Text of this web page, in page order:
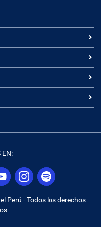
EN:
Perú - Todos los derechos